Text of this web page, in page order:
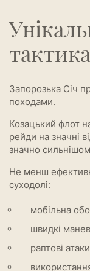
Запорозька Січ
походами.
Козацький флот
рейди на значні
значно
Не менш
суходолі:
мобільна
швидкі
раптові